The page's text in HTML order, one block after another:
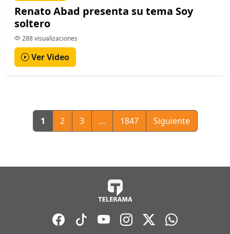
Renato Abad presenta su tema Soy
soltero
288 visualizaciones
Ver Video
1 2 3 ... 1847 Siguiente